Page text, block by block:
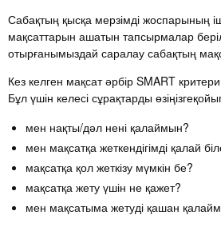
Сабақтың қысқа мерзімді жоспарының
мақсаттарын ашатын тапсырмалар
отырғанымыздай саралау сабақтың
Кез келген мақсат әрбір SMART
Бұл үшін келесі сұрақтарды
мен нақты/дәл нені қалаймын?
мен мақсатқа жеткендігімді қалай
мақсатқа қол жеткізу мүмкін бе?
мақсатқа жету үшін не қажет?
мен мақсатыма жетуді қашан